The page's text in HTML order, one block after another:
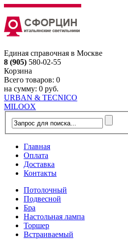
Единая справочная в Москве
8 (905) 580-02-55
Корзина
Всего товаров: 0
на сумму: 0 руб.
URBAN & TECNICO
MILOOX
Главная
Оплата
Доставка
Контакты
Потолочный
Подвесной
Бра
Настольная лампа
Торшер
Встраиваемый